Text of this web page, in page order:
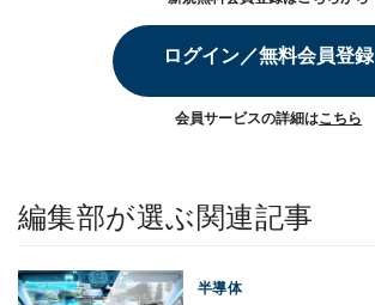
ログイン／無料会員登録
会員サービスの詳細はこちら
編集部が選ぶ関連記事
半導体